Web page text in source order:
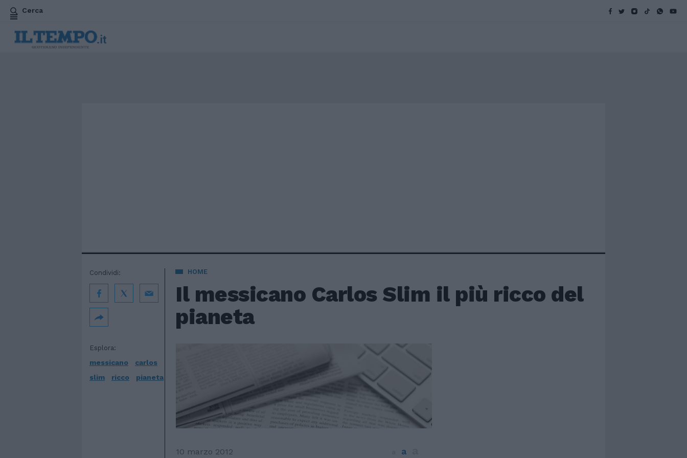
Cerca
HOME
Il messicano Carlos Slim il più ricco del
pianeta
Esplora:
messicano
carlos
slim
ricco pianeta
Condividi:
10 marzo 2012 a